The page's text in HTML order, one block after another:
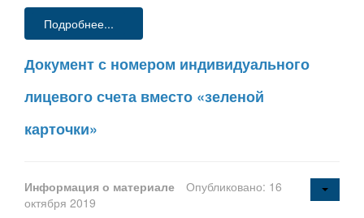
Подробнее...
Документ с номером индивидуального
лицевого счета вместо «зеленой
карточки»
Информация о материале
Опубликовано: 16
октября 2019